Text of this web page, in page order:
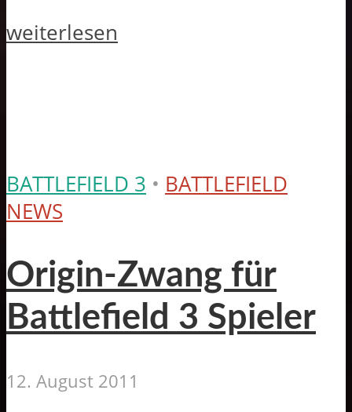
weiterlesen
BATTLEFIELD 3 • BATTLEFIELD
NEWS
Origin-Zwang für
Battlefield 3 Spieler
12. August 2011